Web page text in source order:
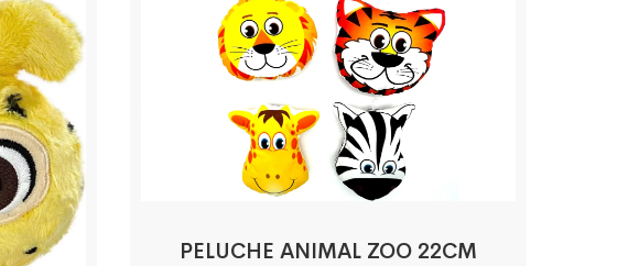
PELUCHE ANIMAL ZOO 22CM